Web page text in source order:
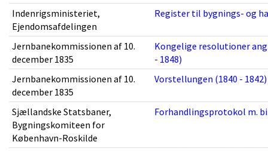
Indenrigsministeriet,
Ejendomsafdelingen
Register til bygnings- og
Jernbanekommissionen af 10.
december 1835
Kongelige resolutioner
- 1848)
Jernbanekommissionen af 10.
december 1835
Vorstellungen (1840 - 1842)
Sjællandske Statsbaner,
Bygningskomiteen for
København-Roskilde
Forhandlingsprotokol m.